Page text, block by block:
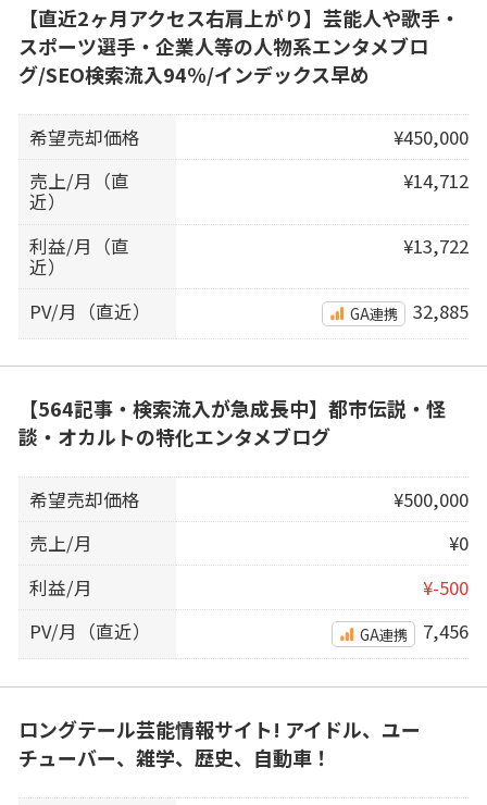
【直近2ヶ月アクセス右肩上がり】芸能人や歌手・
スポーツ選手・企業人等の人物系エンタメブロ
グ/SEO検索流入94％/インデックス早め
希望売却価格
¥450,000
売上/月（直
近）
¥14,712
利益/月（直
近）
¥13,722
PV/月（直近） GA連携 32,885
【564記事・検索流入が急成長中】都市伝説・怪
談・オカルトの特化エンタメブログ
希望売却価格
¥500,000
売上/月
¥0
利益/月
¥-500
PV/月（直近）
GA連携 7,456
ロングテール芸能情報サイト! アイドル、ユー
チューバー、雑学、歴史、自動車！